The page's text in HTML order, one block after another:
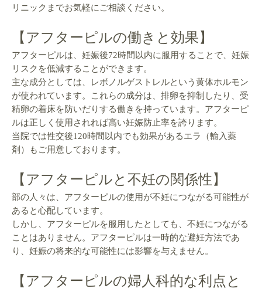
リニックまでお気軽にご相談ください。
【アフターピルの働きと効果】
アフターピルは、妊娠後72時間以内に服用することで、妊娠
リスクを低減することができます。
主な成分としては、レボノルゲストレルという黄体ホルモン
が使われています。これらの成分は、排卵を抑制したり、受
精卵の着床を防いだりする働きを持っています。アフターピ
ルは正しく使用されれば高い妊娠防止率を誇ります。
当院では性交後120時間以内でも効果があるエラ（輸入薬
剤）もご用意しております。
【アフターピルと不妊の関係性】
部の人々は、アフターピルの使用が不妊につながる可能性が
あると心配しています。
しかし、アフターピルを服用したとしても、不妊につながる
ことはありません。アフターピルは一時的な避妊方法であ
り、妊娠の将来的な可能性には影響を与えません。
【アフターピルの婦人科的な利点と